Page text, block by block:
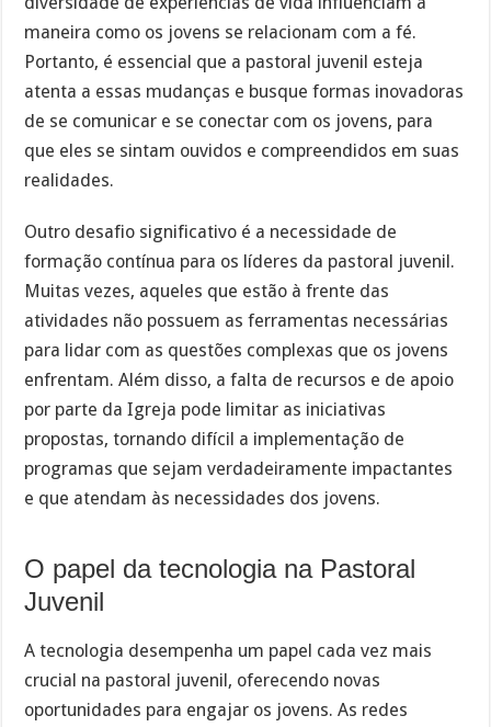
maneira como os jovens se relacionam com a fé.
Portanto, é essencial que a pastoral juvenil esteja
atenta a essas mudanças e busque formas inovadoras
de se comunicar e se conectar com os jovens, para
que eles se sintam ouvidos e compreendidos em suas
realidades.
Outro desafio significativo é a necessidade de
formação contínua para os líderes da pastoral juvenil.
Muitas vezes, aqueles que estão à frente das
atividades não possuem as ferramentas necessárias
para lidar com as questões complexas que os jovens
enfrentam. Além disso, a falta de recursos e de apoio
por parte da Igreja pode limitar as iniciativas
propostas, tornando difícil a implementação de
programas que sejam verdadeiramente impactantes
e que atendam às necessidades dos jovens.
O papel da tecnologia na Pastoral
Juvenil
A tecnologia desempenha um papel cada vez mais
crucial na pastoral juvenil, oferecendo novas
oportunidades para engajar os jovens. As redes